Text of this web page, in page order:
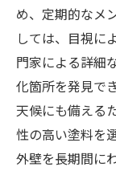
め、定期的なメ
しては、目視に
門家による詳細
化箇所を発見で
天候にも備える
性の高い塗料を
外壁を長期間に